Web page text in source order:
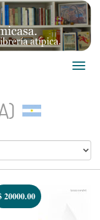
Toggle
20000.00